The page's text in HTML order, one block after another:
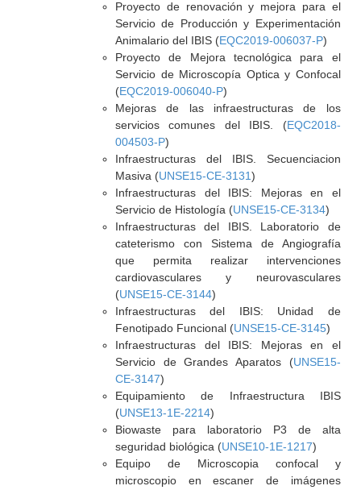
Proyecto de renovación y mejora para el
Servicio de Producción y Experimentación
Animalario del IBIS (EQC2019-006037-P)
Proyecto de Mejora tecnológica para el
Servicio de Microscopía Optica y Confocal
(EQC2019-006040-P)
Mejoras de las infraestructuras de los
servicios comunes del IBIS. (EQC2018-
004503-P)
Infraestructuras del IBIS. Secuenciacion
Masiva (UNSE15-CE-3131)
Infraestructuras del IBIS: Mejoras en el
Servicio de Histología (UNSE15-CE-3134)
Infraestructuras del IBIS. Laboratorio de
cateterismo con Sistema de Angiografía
que permita realizar intervenciones
cardiovasculares y neurovasculares
(UNSE15-CE-3144)
Infraestructuras del IBIS: Unidad de
Fenotipado Funcional (UNSE15-CE-3145)
Infraestructuras del IBIS: Mejoras en el
Servicio de Grandes Aparatos (UNSE15-
CE-3147)
Equipamiento de Infraestructura IBIS
(UNSE13-1E-2214)
Biowaste para laboratorio P3 de alta
seguridad biológica (UNSE10-1E-1217)
Equipo de Microscopia confocal y
microscopio en escaner de imágenes